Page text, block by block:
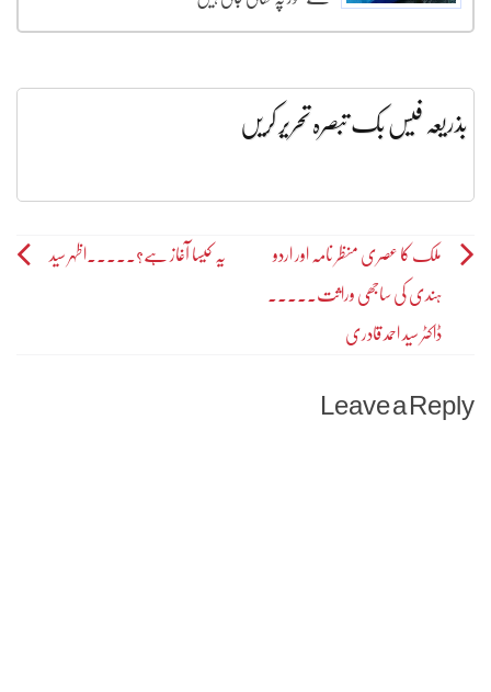
بذریعہ فیس بک تبصرہ تحریر کریں
Post
navigation
ملک کا عصری منظر نامہ اور اردو
ہندی کی ساجھی وراثت۔۔۔۔۔
ڈاکٹر سید احمد قادری
یہ کیسا آغاز ہے؟۔۔۔۔۔اظہر سید
Leave a Reply